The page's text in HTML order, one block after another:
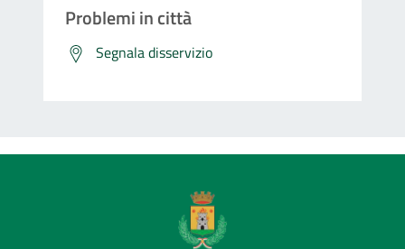
Problemi in città
Segnala disservizio